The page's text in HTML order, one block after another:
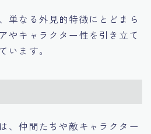
単なる外見的特徴にとどまら
やキャラクター性を引き立て
います。
、仲間たちや敵キャラクター